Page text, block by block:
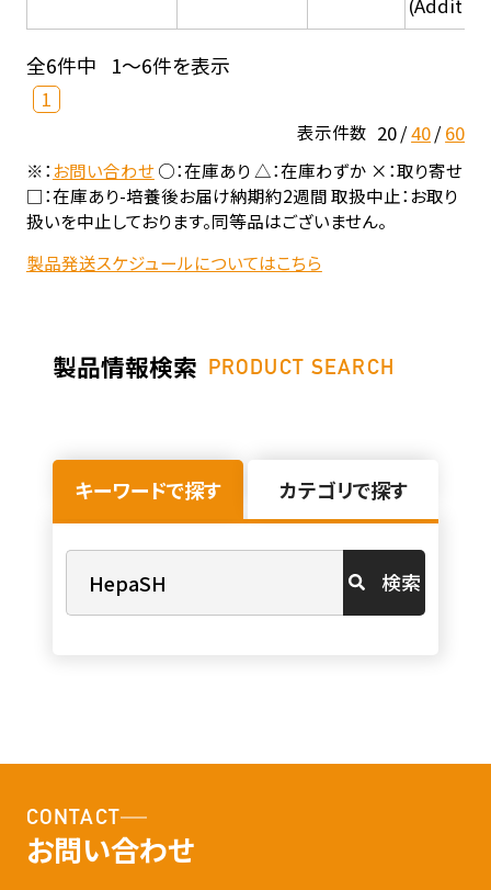
全6件中 1～6件を表示
1
表示件数 20 40 60
※：お問い合わせ○：在庫あり △：在庫わずか ×：取り寄せ
□：在庫あり-培養後お届け納期約2週間 取扱中止：お取り
扱いを中止しております。同等品はございません。
製品発送スケジュールについてはこちら
製品情報検索 PRODUCT SEARCH
キーワードで探す カテゴリで探す
検索
CONTACT
お問い合わせ